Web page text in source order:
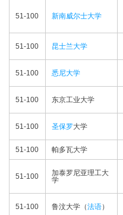
51-100 新南威尔士大学
51-100 昆士兰大学
51-100 悉尼大学
51-100 东京工业大学
51-100 圣保罗大学
51-100 帕多瓦大学
51-100
加泰罗尼亚理工大
学
51-100 鲁汶大学（法语）